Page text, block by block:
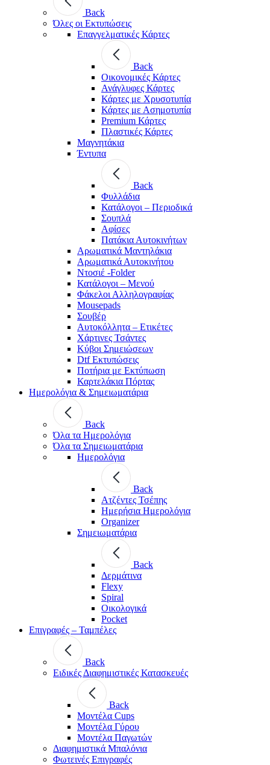
Back
Όλες οι Εκτυπώσεις
Επαγγελματικές Κάρτες
Back
Οικονομικές Κάρτες
Ανάγλυφες Κάρτες
Κάρτες με Χρυσοτυπία
Κάρτες με Ασημοτυπία
Premium Κάρτες
Πλαστικές Κάρτες
Μαγνητάκια
Έντυπα
Back
Φυλλάδια
Κατάλογοι – Περιοδικά
Σουπλά
Αφίσες
Πατάκια Αυτοκινήτων
Αρωματικά Μαντηλάκια
Αρωματικά Αυτοκινήτου
Ντοσιέ -Folder
Κατάλογοι – Μενού
Φάκελοι Αλληλογραφίας
Mousepads
Σουβέρ
Αυτοκόλλητα – Ετικέτες
Χάρτινες Τσάντες
Κύβοι Σημειώσεων
Dtf Εκτυπώσεις
Ποτήρια με Εκτύπωση
Καρτελάκια Πόρτας
Ημερολόγια & Σημειωματάρια
Back
Όλα τα Ημερολόγια
Όλα τα Σημειωματάρια
Ημερολόγια
Back
Ατζέντες Τσέπης
Ημερήσια Ημερολόγια
Organizer
Σημειωματάρια
Back
Δερμάτινα
Flexy
Spiral
Οικολογικά
Pocket
Επιγραφές – Ταμπέλες
Back
Ειδικές Διαφημιστικές Κατασκευές
Back
Μοντέλα Cups
Μοντέλα Γύρου
Μοντέλα Παγωτών
Διαφημιστικά Μπαλόνια
Φωτεινές Επιγραφές